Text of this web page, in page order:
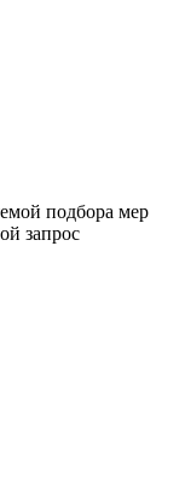
подбора мер
запрос